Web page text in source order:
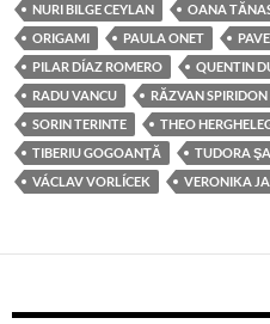
NURI BILGE CEYLAN
OANA
ORIGAMI
PAULA ONET
PILAR DÍAZ ROMERO
QUENTIN
RADU VANCU
RĂZVAN SPIRIDON
SORIN TERINTE
THEO
TIBERIU GOGOANŢĂ
TUDORA
VÁCLAV VORLÍCEK
VERONIKA